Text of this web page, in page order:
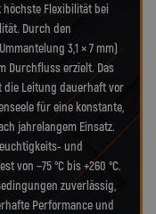
Flexibilität bei
Durch den
3,1 × 7 mm)
Durchfluss erzielt. Das
Leitung dauerhaft vor
für eine konstante,
jahrelangem Einsatz.
und
von −75 °C bis +260 °C.
zuverlässig,
Performance und